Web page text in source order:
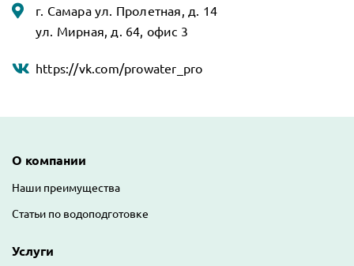
г. Самара ул. Пролетная, д. 14
ул. Мирная, д. 64, офис 3
https://vk.com/prowater_pro
Основная навигация
О компании
Наши преимущества
Статьи по водоподготовке
Услуги